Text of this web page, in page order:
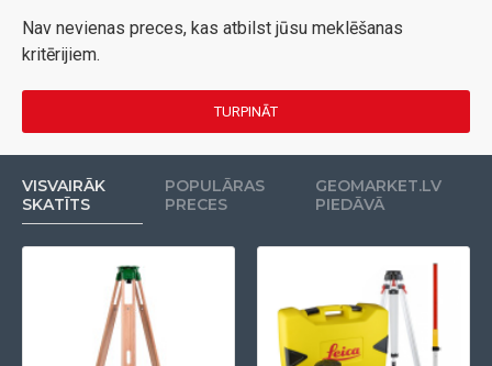
Nav nevienas preces, kas atbilst jūsu meklēšanas
kritērijiem.
TURPINĀT
VISVAIRĀK
SKATĪTS
POPULĀRAS
PRECES
GEOMARKET.LV
PIEDĀVĀ